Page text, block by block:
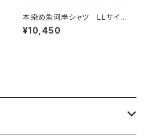
本染め魚河岸シャツ LLサイ
ズ 国宝・鳥獣戯画 高山寺公
認 認定証付き 木綿晒 紺×
¥10,450